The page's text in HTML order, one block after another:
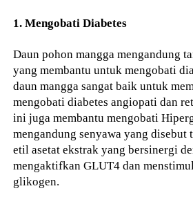
1. Mengobati Diabetes
Daun pohon mangga mengandung
yang membantu untuk mengobati
daun mangga sangat baik untuk
mengobati diabetes angiopati dan
ini juga membantu mengobati
mengandung senyawa yang disebut
etil asetat ekstrak yang bersinergi
mengaktifkan GLUT4 dan
glikogen.